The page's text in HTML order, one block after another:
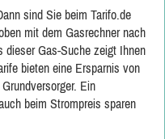
sind Sie beim Tarifo.de
mit dem Gasrechner nach
dieser Gas-Suche zeigt Ihnen
bieten eine Ersparnis von
Ein
beim Strompreis sparen